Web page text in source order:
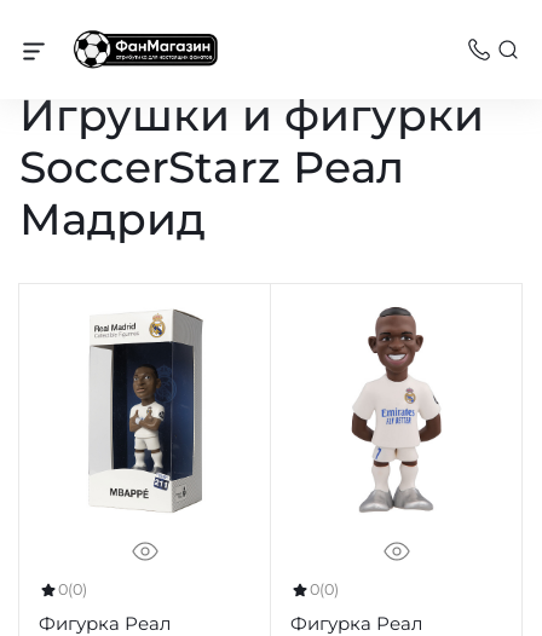
Реал Мадрид
Игрушки и фигурки
SoccerStarz Реал
Мадрид
0(0)
Фигурка Реал
0(0)
Фигурка Реал